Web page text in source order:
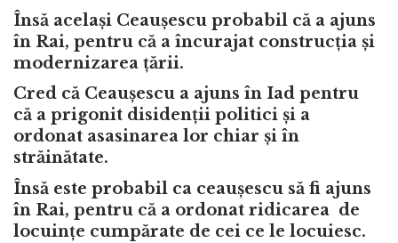
Însă același Ceaușescu probabil că a ajuns
în Rai, pentru că a încurajat construcția și
modernizarea țării.
Cred că Ceaușescu a ajuns în Iad pentru
că a prigonit disidenții politici și a
ordonat asasinarea lor chiar și în
străinătate.
Însă este probabil ca ceaușescu să fi ajuns
în Rai, pentru că a ordonat ridicarea de
locuințe cumpărate de cei ce le locuiesc.